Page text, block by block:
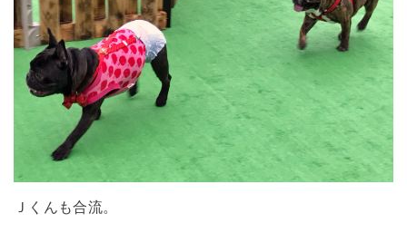
Ｊくんも合流。